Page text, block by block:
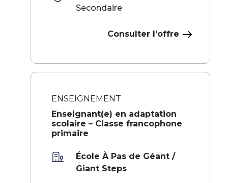
Secondaire
Consulter l’offre
ENSEIGNEMENT
Enseignant(e) en adaptation
scolaire – Classe francophone
primaire
École À Pas de Géant /
Giant Steps